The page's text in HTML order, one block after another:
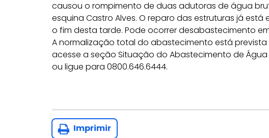
causou o rompimento de duas adutoras de água
esquina Castro Alves. O reparo das estruturas já
o fim desta tarde. Pode ocorrer desabastecimento
A normalização total do abastecimento está
acesse a seção Situação do Abastecimento de
ou ligue para 0800.646.6444.
Imprimir